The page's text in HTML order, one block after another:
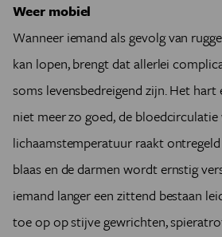
Weer mobiel
Wanneer iemand als gevolg van
kan lopen, brengt dat allerlei
soms levensbedreigend zijn. Het hart
niet meer zo goed, de
lichaamstemperatuur raakt
blaas en de darmen wordt ernstig
iemand langer een zittend bestaan
toe op op stijve gewrichten,